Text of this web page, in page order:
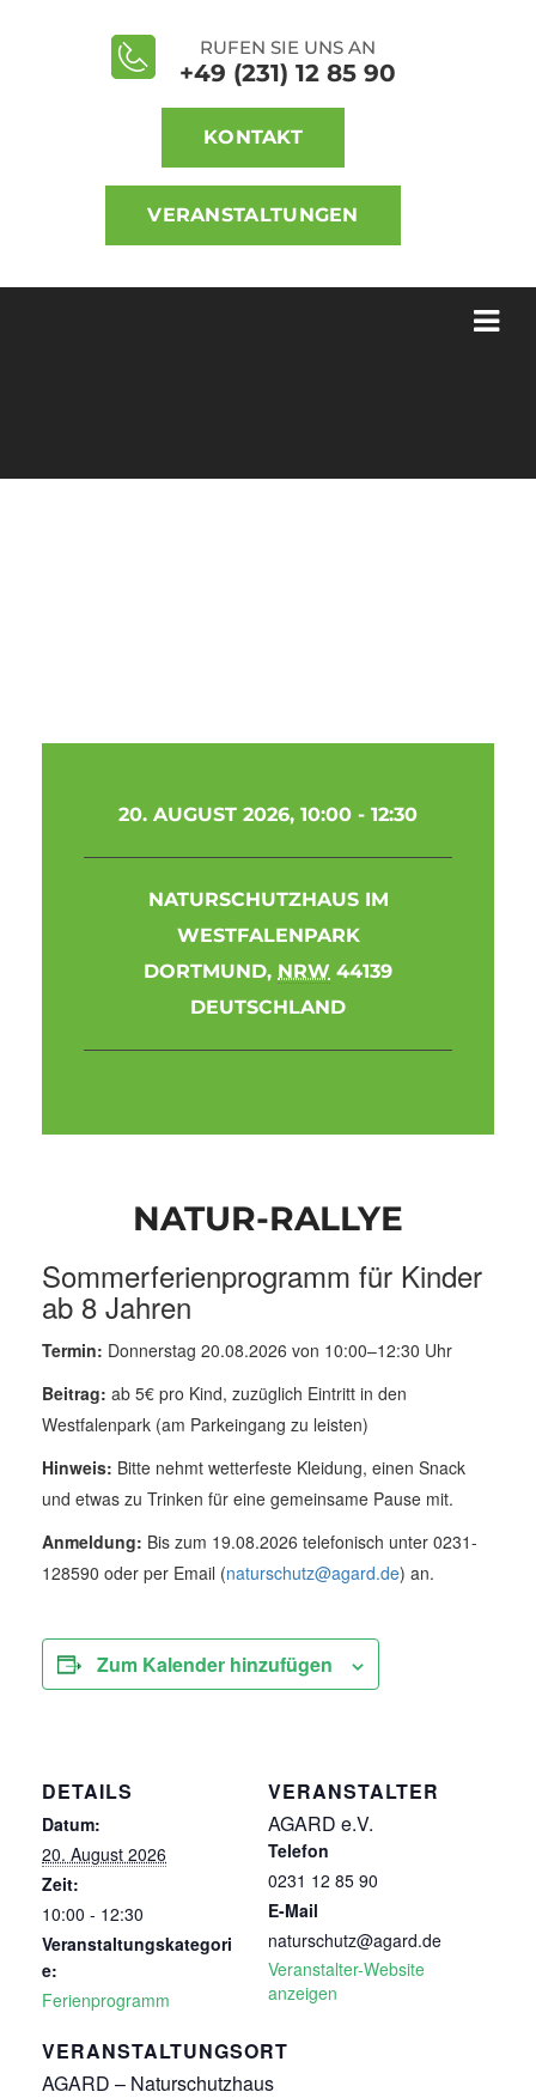
RUFEN SIE UNS AN
+49 (231) 12 85 90
KONTAKT
VERANSTALTUNGEN
20. AUGUST 2026, 10:00 - 12:30
NATURSCHUTZHAUS IM
WESTFALENPARK
DORTMUND, NRW 44139
DEUTSCHLAND
NATUR-RALLYE
Sommerferienprogramm für Kinder
ab 8 Jahren
Termin: Donnerstag 20.08.2026 von 10:00–12:30 Uhr
Beitrag: ab 5€ pro Kind, zuzüglich Eintritt in den
Westfalenpark (am Parkeingang zu leisten)
Hinweis: Bitte nehmt wetterfeste Kleidung, einen Snack
und etwas zu Trinken für eine gemeinsame Pause mit.
Anmeldung: Bis zum 19.08.2026 telefonisch unter 0231-
128590 oder per Email (naturschutz@agard.de) an.
Zum Kalender hinzufügen
DETAILS
Datum:
20. August 2026
Zeit:
10:00 - 12:30
Veranstaltungskategori
e:
Ferienprogramm
VERANSTALTUNGSORT
AGARD – Naturschutzhaus
VERANSTALTER
AGARD e.V.
Telefon
0231 12 85 90
E-Mail
naturschutz@agard.de
Veranstalter-Website
anzeigen